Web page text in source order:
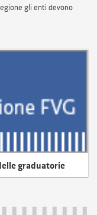
gli enti devono
graduatorie